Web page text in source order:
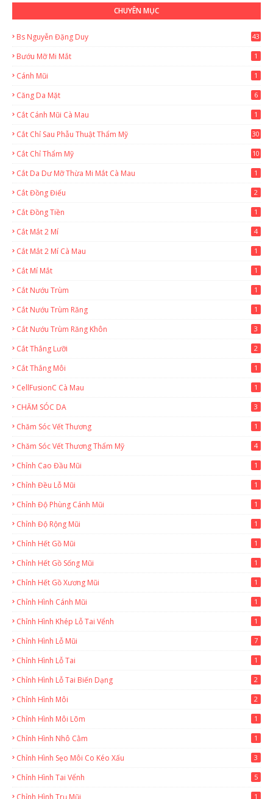
CHUYÊN MỤC
Bs Nguyễn Đặng Duy
43
Bướu Mỡ Mi Mắt 1
Cánh Mũi 1
Căng Da Mặt 6
Cắt Cánh Mũi Cà Mau 1
Cắt Chỉ Sau Phẫu Thuật Thẩm Mỹ 30
Cắt Chỉ Thẩm Mỹ 10
Cắt Da Dư Mỡ Thừa Mi Mắt Cà Mau 1
Cắt Đồng Điếu 2
Cắt Đồng Tiền 1
Cắt Mắt 2 Mí 4
Cắt Mắt 2 Mí Cà Mau 1
Cắt Mí Mắt 1
Cắt Nướu Trùm 1
Cắt Nướu Trùm Răng 1
Cắt Nướu Trùm Răng Khôn 3
Cắt Thắng Lưỡi 2
Cắt Thắng Môi 1
CellFusionC Cà Mau 1
CHĂM SÓC DA 3
Chăm Sóc Vết Thương 1
Chăm Sóc Vết Thương Thẩm Mỹ 4
Chỉnh Cao Đầu Mũi 1
Chỉnh Đều Lỗ Mũi 1
Chỉnh Độ Phùng Cánh Mũi 1
Chỉnh Độ Rộng Mũi 1
Chỉnh Hết Gồ Mũi 1
Chỉnh Hết Gồ Sống Mũi 1
Chỉnh Hết Gồ Xương Mũi 1
Chỉnh Hình Cánh Mũi 1
Chỉnh Hình Khép Lỗ Tai Vểnh 1
Chỉnh Hình Lỗ Mũi 7
Chỉnh Hình Lỗ Tai 1
Chỉnh Hình Lỗ Tai Biến Dạng 2
Chỉnh Hình Môi 2
Chỉnh Hình Môi Lõm 1
Chỉnh Hình Nhô Cằm 1
Chỉnh Hình Sẹo Môi Co Kéo Xấu 3
Chỉnh Hình Tai Vểnh 5
Chỉnh Hình Trụ Mũi 1